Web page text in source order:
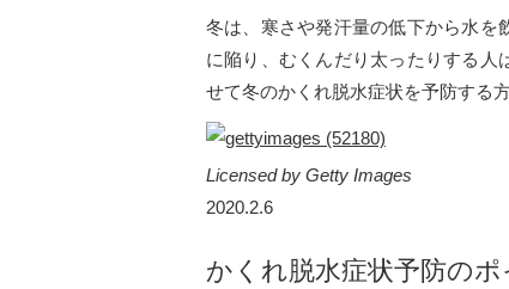
冬は、寒さや発汗量の低下から水を
に陥り、むくんだり太ったりする人
せて冬のかくれ脱水症状を予防する
Licensed by Getty Images
2020.2.6
かくれ脱水症状予防のポ